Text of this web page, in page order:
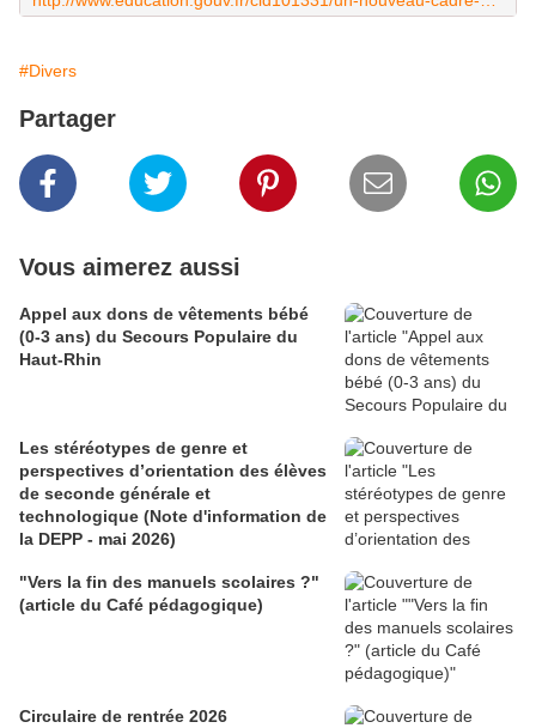
#Divers
Partager
Vous aimerez aussi
Appel aux dons de vêtements bébé
(0-3 ans) du Secours Populaire du
Haut-Rhin
Les stéréotypes de genre et
perspectives d’orientation des élèves
de seconde générale et
technologique (Note d'information de
la DEPP - mai 2026)
"Vers la fin des manuels scolaires ?"
(article du Café pédagogique)
Circulaire de rentrée 2026